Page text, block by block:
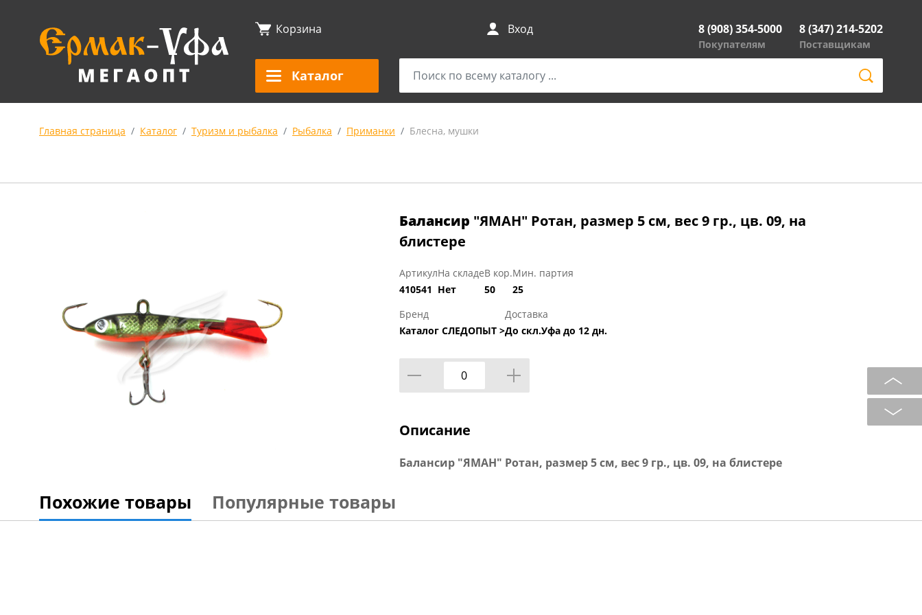
Корзина Вход 8 (908) 354-5000
Покупателям
8 (347) 214-5202
Поставщикам
Каталог
Главная страница Каталог Туризм и рыбалка Рыбалка Приманки Блесна, мушки
Балансир "ЯМАН" Ротан, размер 5 см, вес 9 гр., цв. 09, на
блистере
Артикул
410541
На складе
Нет
В кор.
50
Мин. партия
25
Бренд
Каталог СЛЕДОПЫТ >
Доставка
До скл.Уфа до 12 дн.
Описание
Балансир "ЯМАН" Ротан, размер 5 см, вес 9 гр., цв. 09, на блистере
Похожие товары Популярные товары